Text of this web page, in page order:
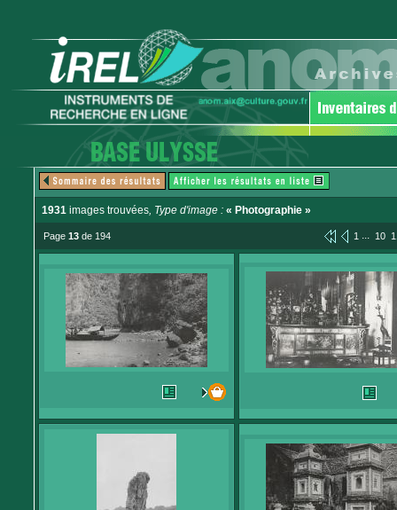
1931 images trouvées, Type d'image : « Photographie »
Page 13 de 194 1 ... 10